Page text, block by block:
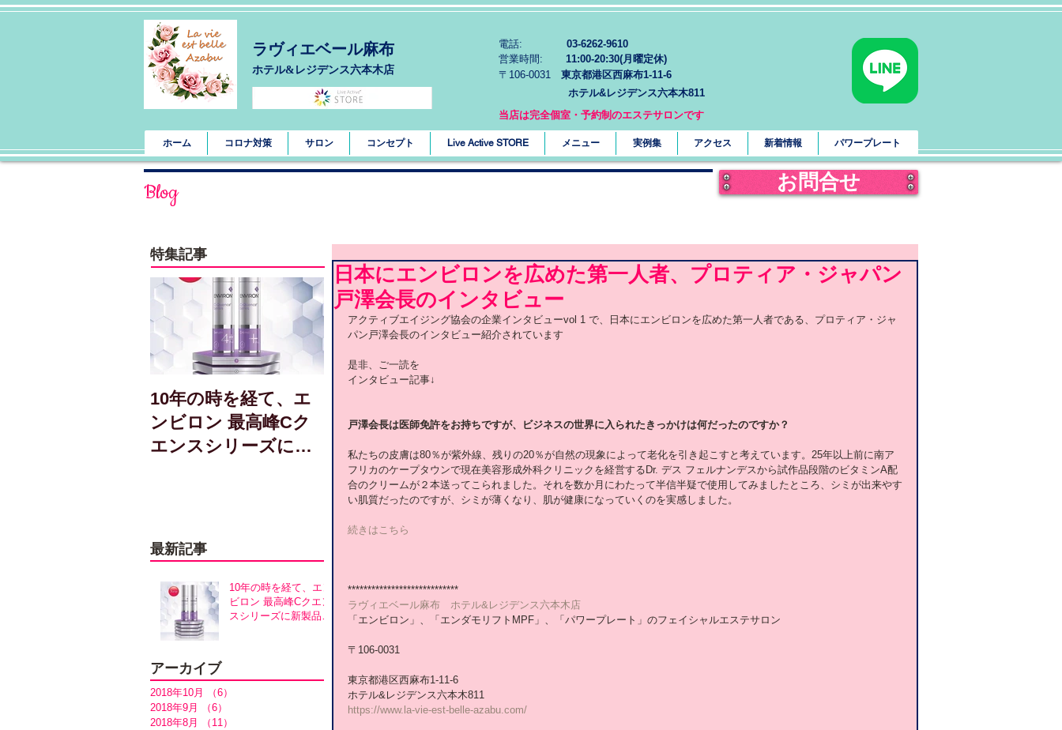
ラヴィエベール麻布
​ホテル&レジデンス六本木店
電話: 03-6262-9610
営業時間: 11:00-20:30(月曜定休)
〒106-0031 東京都港区西麻布1-11-6
ホテル&レジデンス六本木811
ホーム コロナ対策 サロン コンセプト Live Active STORE メニュー 実例集 アクセス 新着情報 パワープレート
当店は完全個室・予約制のエステサロンです
Blog お問合せ
特集記事
10年の時を経て、エ
ンビロン 最高峰Cク
エンスシリーズに新
最新記事
10年の時を経て、エン
ビロン 最高峰Cクエン
スシリーズに新製品誕
アーカイブ
2018年10月 （6）
2018年9月
（6）
2018年8月
（11）
日本にエンビロンを広めた第一人者、プロティア・ジャパン
戸澤会長のインタビュー
アクティブエイジング協会の企業インタビューvol 1 で、日本にエンビロンを広めた第一人者である、プロティア・ジャ
パン戸澤会長のインタビュー紹介されています
是非、ご一読を
インタビュー記事↓
戸澤会長は医師免許をお持ちですが、ビジネスの世界に入られたきっかけは何だったのですか？
私たちの皮膚は80％が紫外線、残りの20％が自然の現象によって老化を引き起こすと考えています。25年以上前に南ア
フリカのケープタウンで現在美容形成外科クリニックを経営するDr. デス フェルナンデスから試作品段階のビタミンA配
合のクリームが２本送ってこられました。それを数か月にわたって半信半疑で使用してみましたところ、シミが出来やす
い肌質だったのですが、シミが薄くなり、肌が健康になっていくのを実感しました。
続きはこちら
****************************
ラヴィエベール麻布　ホテル&レジデンス六本木店
「エンビロン」、「エンダモリフトMPF」、「パワープレート」のフェイシャルエステサロン
〒106-0031
東京都港区西麻布1-11-6
ホテル&レジデンス六本木811
https://www.la-vie-est-belle-azabu.com/